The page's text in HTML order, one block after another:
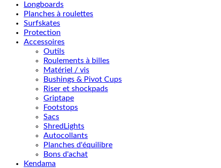
Longboards
Planches à roulettes
Surfskates
Protection
Accessoires
Outils
Roulements à billes
Matériel / vis
Bushings & Pivot Cups
Riser et shockpads
Griptape
Footstops
Sacs
ShredLights
Autocollants
Planches d'équilibre
Bons d'achat
Kendama